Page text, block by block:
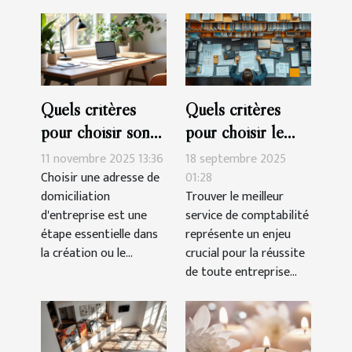
Quels critères
pour choisir son
adresse de
domiciliation
d'entreprise ?
11 novembre 2025 13:36
Choisir une adresse de
domiciliation
d'entreprise est une
étape essentielle dans
la création ou le...
Quels critères
pour choisir le
meilleur service
de comptabilité?
18 septembre 2025
01:28
Trouver le meilleur
service de comptabilité
représente un enjeu
crucial pour la réussite
de toute entreprise...